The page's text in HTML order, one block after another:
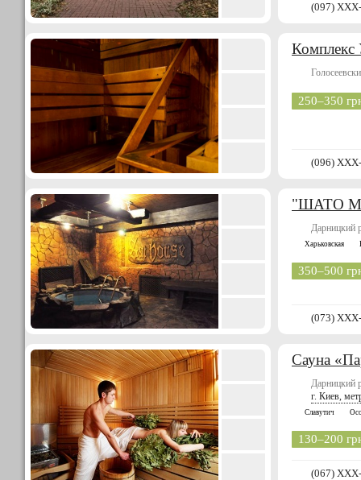
(097)
Комплекс
250–350
(096)
"ШАТО
Дарницкий
Харьковская
350–500
(073)
Сауна
Дарницкий
г. Киев,
Славутич
130–200
(067)